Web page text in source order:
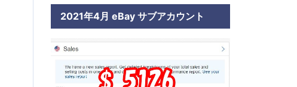
2021年4月 eBay サブアカウント